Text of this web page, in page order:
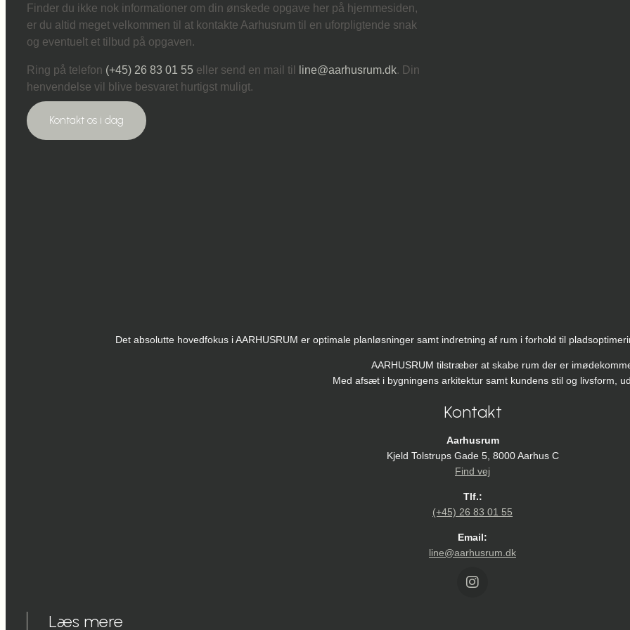
Finder du ikke nok informationer om din ønskede opgave her på hjemmesiden,
er du altid meget velkommen til at kontakte Aarhusrum til en uforpligtende snak
og eventuelt et tilbud på opgaven.
Ring på telefon (+45) 26 83 01 55 eller send en mail til line@aarhusrum.dk. Din
henvendelse vil blive besvaret hurtigst muligt.
Kontakt os i dag
Det absolutte hovedfokus i AARHUSRUM er optimale planløsninger samt indretning af rum i forhold til
AARHUSRUM tilstræber at skabe rum der er
Med afsæt i bygningens arkitektur samt kundens stil og livsform,
Kontakt
Aarhusrum
Kjeld Tolstrups Gade 5, 8000 Aarhus C
Find vej
Tlf.:
(+45) 26 83 01 55
Email:
line@aarhusrum.dk
Læs mere